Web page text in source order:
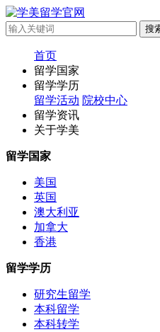
首页
留学国家
留学学历
留学活动 院校中心
留学资讯
关于学美
留学国家
美国
英国
澳大利亚
加拿大
香港
留学学历
研究生留学
本科留学
本科转学